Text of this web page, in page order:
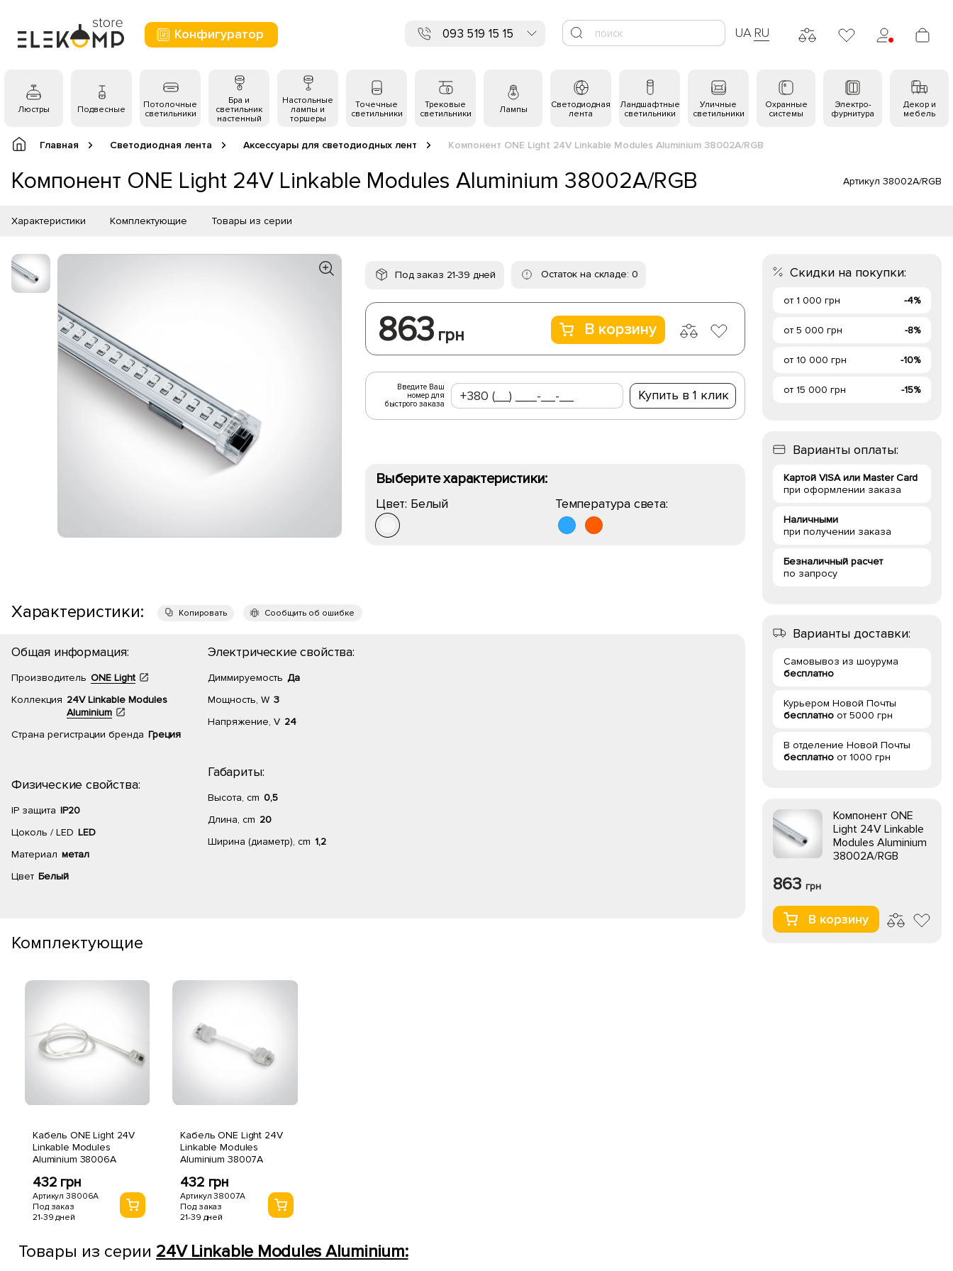
Конфигуратор 093 519 15 15 UA RU
Люстры Подвесные
Потолочные
светильники
Бра и
светильник
настенный
Настольные
лампы и
торшеры
Точечные
светильники
Трековые
светильники
Лампы
Светодиодная
лента
Ландшафтные
светильники
Уличные
светильники
Охранные
системы
Электро-
фурнитура
Декор и
мебель
Главная Светодиодная лента Аксессуары для светодиодных лент Компонент ONE Light 24V Linkable Modules Aluminium 38002A/RGB
Компонент ONE Light 24V Linkable Modules Aluminium 38002A/RGB Артикул 38002A/RGB
Характеристики Комплектующие Товары из серии
Под заказ 21-39 дней Остаток на складе: 0
863 грн В корзину
Введите Ваш
номер для
быстрого заказа
Купить в 1 клик
Выберите характеристики:
Цвет: Белый Температура света:
Характеристики: Копировать Сообщить об ошибке
Общая информация:
Производитель ONE Light
Коллекция 24V Linkable Modules
Aluminium
Страна регистрации бренда Греция
Физические свойства:
IP защита IP20
Цоколь / LED LED
Материал метал
Цвет Белый
Электрические свойства:
Диммируемость Да
Мощность, W 3
Напряжение, V 24
Габариты:
Высота, cm 0,5
Длина, cm 20
Ширина (диаметр), cm 1,2
Комплектующие
Кабель ONE Light 24V
Linkable Modules
Aluminium 38006A
432 грн
Артикул 38006A
Под заказ
21-39 дней
Кабель ONE Light 24V
Linkable Modules
Aluminium 38007A
432 грн
Артикул 38007A
Под заказ
21-39 дней
Товары из серии 24V Linkable Modules Aluminium:
Скидки на покупки:
от 1 000 грн -4%
от 5 000 грн -8%
от 10 000 грн -10%
от 15 000 грн -15%
Варианты оплаты:
Картой VISA или Master Card
при оформлении заказа
Наличными
при получении заказа
Безналичный расчет
по запросу
Варианты доставки:
Самовывоз из шоурума
бесплатно
Курьером Новой Почты
бесплатно от 5000 грн
В отделение Новой Почты
бесплатно от 1000 грн
Компонент ONE
Light 24V Linkable
Modules Aluminium
38002A/RGB
863 грн
В корзину